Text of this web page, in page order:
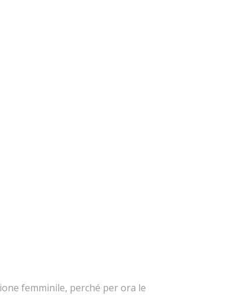
femminile, perché per ora le